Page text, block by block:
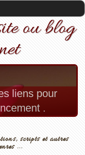
ou blog
liens pour
.
scripts et autres
...